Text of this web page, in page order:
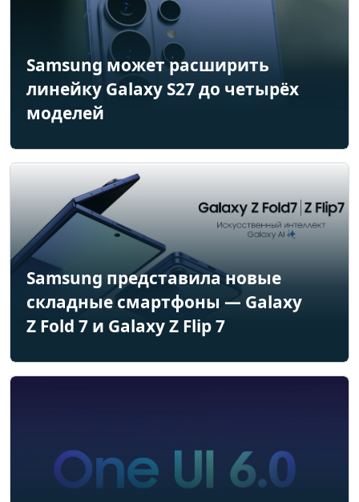
Samsung может расширить
линейку Galaxy S27 до четырёх
моделей
Samsung представила новые
складные смартфоны — Galaxy
Z Fold 7 и Galaxy Z Flip 7